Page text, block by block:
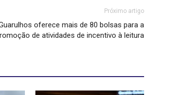
Próximo artigo
oferece mais de 80 bolsas para a
de atividades de incentivo à leitura